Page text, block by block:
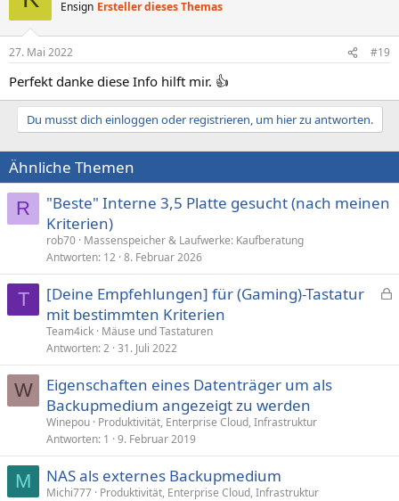
Ensign Ersteller dieses Themas
27. Mai 2022 #19
Perfekt danke diese Info hilft mir. 👍
Du musst dich einloggen oder registrieren, um hier zu antworten.
Ähnliche Themen
R
"Beste" Interne 3,5 Platte gesucht (nach meinen
Kriterien)
rob70 Massenspeicher & Laufwerke: Kaufberatung
Antworten 12 8. Februar 2026
T
e
[Deine Empfehlungen] für (Gaming)-Tastatur
mit bestimmten Kriterien
Team4ick Mäuse und Tastaturen
Antworten 2 31. Juli 2022
W
Eigenschaften eines Datenträger um als
Backupmedium angezeigt zu werden
Winepou Produktivität, Enterprise Cloud, Infrastruktur
Antworten 1 9. Februar 2019
M NAS als externes Backupmedium
Michi777 Produktivität, Enterprise Cloud, Infrastruktur